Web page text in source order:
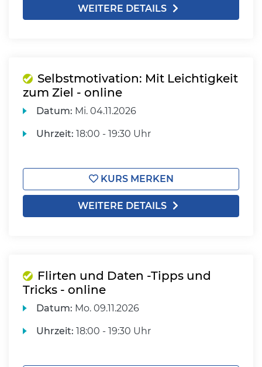
WEITERE DETAILS
Selbstmotivation: Mit Leichtigkeit
zum Ziel - online
Datum: Mi. 04.11.2026
Uhrzeit: 18:00 - 19:30 Uhr
KURS MERKEN
WEITERE DETAILS
Flirten und Daten -Tipps und
Tricks - online
Datum: Mo. 09.11.2026
Uhrzeit: 18:00 - 19:30 Uhr